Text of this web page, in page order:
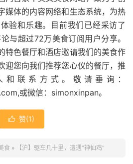
媒体的内容网络和生态系统，为热
验和乐趣。目前我们已经采访了
与超过72万美食订阅用户分享。
特色餐厅和酒店邀请我们的美食作
迎您向我们推荐您心仪的餐厅，推
联系方式。敬请垂询：
或微信： simonxinpan。
 赞(1)
食 » 【沪】驱车几十里，遭遇“神仙鸡”